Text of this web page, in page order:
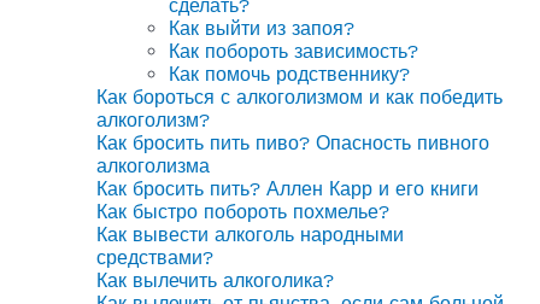
сделать?
Как выйти из запоя?
Как побороть зависимость?
Как помочь родственнику?
Как бороться с алкоголизмом и как победить
алкоголизм?
Как бросить пить пиво? Опасность пивного
алкоголизма
Как бросить пить? Аллен Карр и его книги
Как быстро побороть похмелье?
Как вывести алкоголь народными
средствами?
Как вылечить алкоголика?